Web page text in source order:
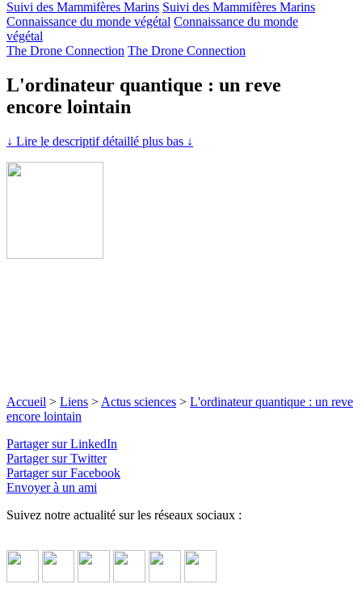
Suivi des Mammifères Marins Suivi des Mammifères Marins
Connaissance du monde végétal Connaissance du monde
végétal
The Drone Connection The Drone Connection
L'ordinateur quantique : un reve
encore lointain
↓ Lire le descriptif détaillé plus bas ↓
Accueil > Liens > Actus sciences > L'ordinateur quantique : un reve
encore lointain
Partager sur LinkedIn
Partager sur Twitter
Partager sur Facebook
Envoyer à un ami
Suivez notre actualité sur les réseaux sociaux :